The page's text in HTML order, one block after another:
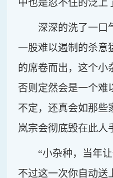
中也是忍不住的泛上
深深的洗了一口
一股难以遏制的杀意
的席卷而出，这个小
否则定然会是一个难
不定，还真会如那些
岚宗会彻底毁在此人
“小杂种，当年
不过这一次你自动送